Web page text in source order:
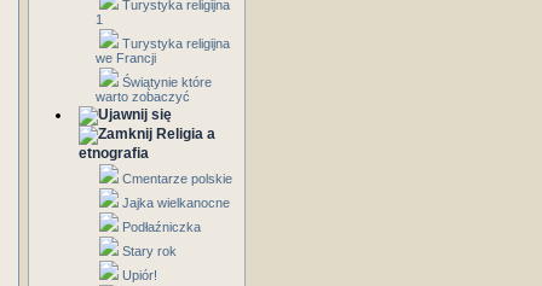
Turystyka religijna
1
Turystyka religijna
we Francji
Świątynie które
warto zobaczyć
Religia a
etnografia
Cmentarze polskie
Jajka wielkanocne
Podłaźniczka
Stary rok
Upiór!